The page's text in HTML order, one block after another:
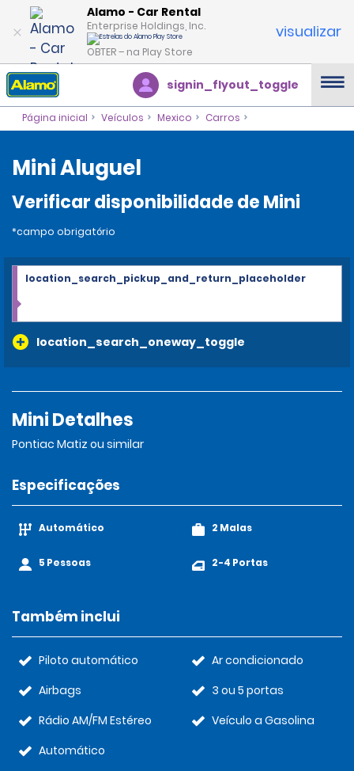
Alamo - Car Rental
Enterprise Holdings, Inc.
OBTER – na Play Store
visualizar
signin_flyout_toggle
Página inicial Veículos Mexico Carros
Mini Aluguel
Verificar disponibilidade de Mini
*campo obrigatório
location_search_oneway_toggle
location_search_pickup_and_return_placeholder
Mini Detalhes
Pontiac Matiz ou similar
Especificações
Automático
5 Pessoas
2 Malas
2-4 Portas
Também inclui
Piloto automático
Airbags
Rádio AM/FM Estéreo
Automático
Ar condicionado
3 ou 5 portas
Veículo a Gasolina